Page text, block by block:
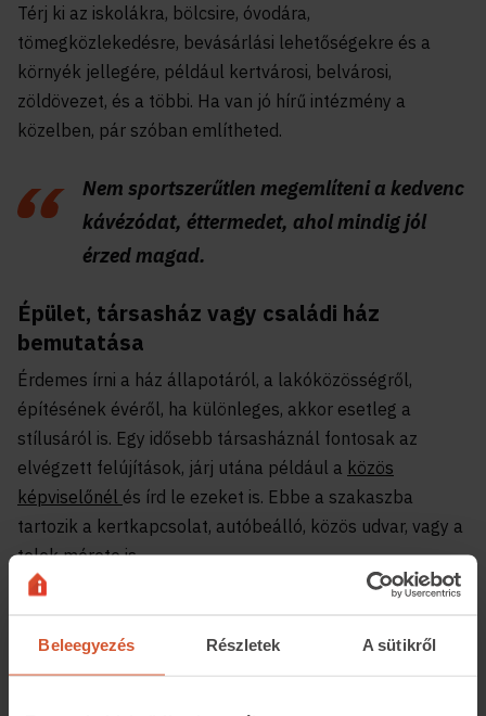
Beleegyezés Részletek A sütikről
Térj ki az iskolákra, bölcsire, óvodára,
tömegközlekedésre, bevásárlási lehetőségekre és a
környék jellegére, például kertvárosi, belvárosi,
zöldövezet, és a többi. Ha van jó hírű intézmény a
közelben, pár szóban említheted.
Nem sportszerűtlen megemlíteni a kedvenc
kávézódat, éttermedet, ahol mindig jól
érzed magad.
Épület, társasház vagy családi ház
bemutatása
Érdemes írni a ház állapotáról, a lakóközösségről,
építésének évéről, ha különleges, akkor esetleg a
stílusáról is. Egy idősebb társasháznál fontosak az
elvégzett felújítások, járj utána például a közös
képviselőnél és írd le ezeket is. Ebbe a szakaszba
tartozik a kertkapcsolat, autóbeálló, közös udvar, vagy a
telek mérete is.
Ne csak a pozitívumokat emeld ki! Elég kellemetlen, ha
és a tiéd tényleg az, de amíg a lépcsőházhoz eljut, addig